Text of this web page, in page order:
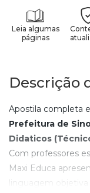
Leia algumas
páginas
Descrição
Apostila completa
Prefeitura de
Didaticos
Com professores
Maxi Educa
linguagem objetiva